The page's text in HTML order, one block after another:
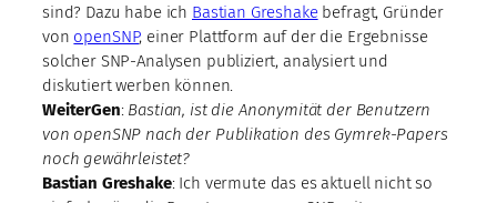
sind? Dazu habe ich Bastian Greshakebefragt, Gründer
von openSNP, einer Plattform auf der die Ergebnisse
solcher SNP-Analysen publiziert, analysiert und
diskutiert werben können.
WeiterGen: Bastian, ist die Anonymität der Benutzern
von openSNP nach der Publikation des Gymrek-Papers
noch gewährleistet?
Bastian Greshake: Ich vermute das es aktuell nicht so